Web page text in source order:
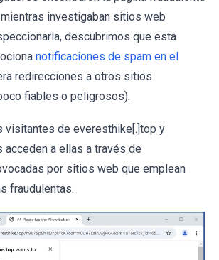
investigaban sitios web
descubrimos que esta
notificaciones de spam en el
redirecciones a otros sitios
fiables o peligrosos).
visitantes de everesthike[.]top y
acceden a ellas a través de
por sitios web que emplean
fraudulentas.